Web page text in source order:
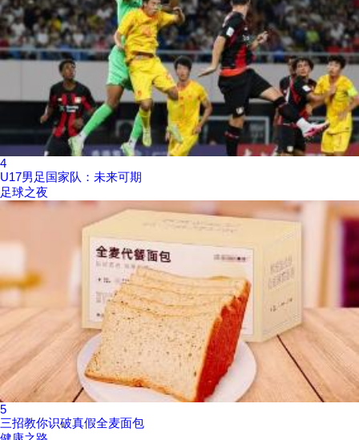
4
U17男足国家队：未来可期
足球之夜
5
三招教你识破真假全麦面包